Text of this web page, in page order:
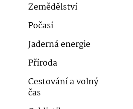
Zemědělství
Počasí
Jaderná energie
Příroda
Cestování a volný
čas